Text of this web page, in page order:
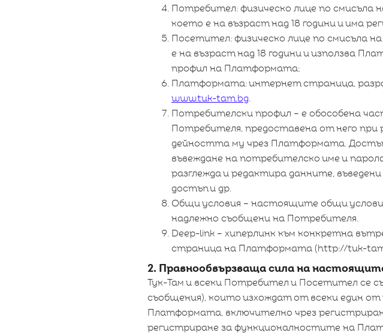
Потребител: физическо лице по смисъла
което е на възраст над 18 години и има
Посетител: физическо лице по смисъла
е на възраст над 18 години и използва
профил на Платформата;
Платформата: интернет страница,
www.tuk-tam.bg.
Потребителски профил – е обособена
Потребителя, предоставена от него
дейността му чрез Платформата.
въвеждане на потребителско име и
разглежда и редактира данните,
достъп и др.
Общи условия – настоящите общи
надлежно съобщени на Потребителя.
Deep-link – хиперлинк към конкретна
страница на Платформата (http://tuk-
2. Правнообвързваща сила на
Тук-Там и всеки Потребител и Посетител се
съобщения), които изхождат от всеки един
Платформата, включително чрез
регистриране за функционалностите на